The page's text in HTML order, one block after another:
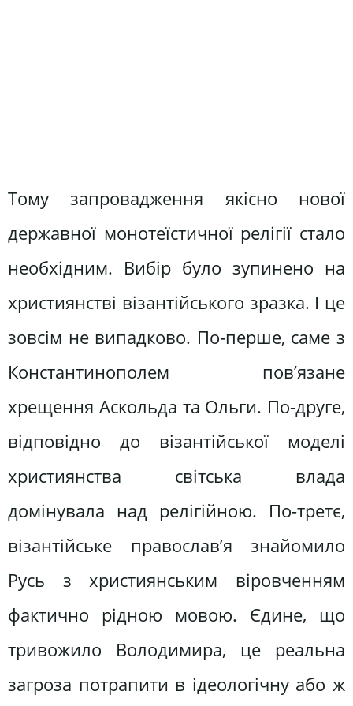
Тому запровадження якісно нової
державної монотеїстичної релігії стало
необхідним. Вибір було зупинено на
християнстві візантійського зразка. І це
зовсім не випадково. По-перше, саме з
Константинополем пов’язане
хрещення Аскольда та Ольги. По-друге,
відповідно до візантійської моделі
християнства світська влада
домінувала над релігійною. По-третє,
візантійське православ’я знайомило
Русь з християнським віровченням
фактично рідною мовою. Єдине, що
тривожило Володимира, це реальна
загроза потрапити в ідеологічну або ж